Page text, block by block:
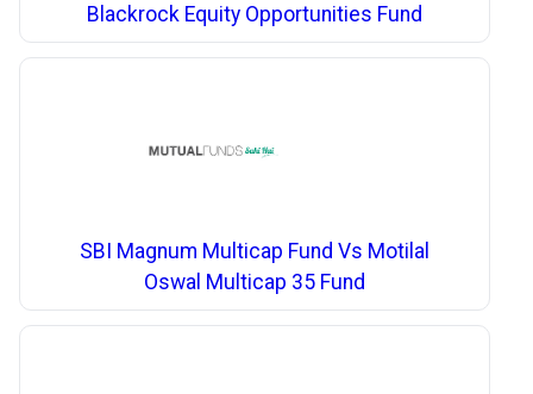
Blackrock Equity Opportunities Fund
SBI Magnum Multicap Fund Vs Motilal
Oswal Multicap 35 Fund